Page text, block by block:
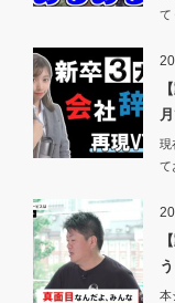
て
現
本